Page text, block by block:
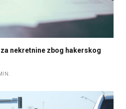
nekretnine zbog hakerskog